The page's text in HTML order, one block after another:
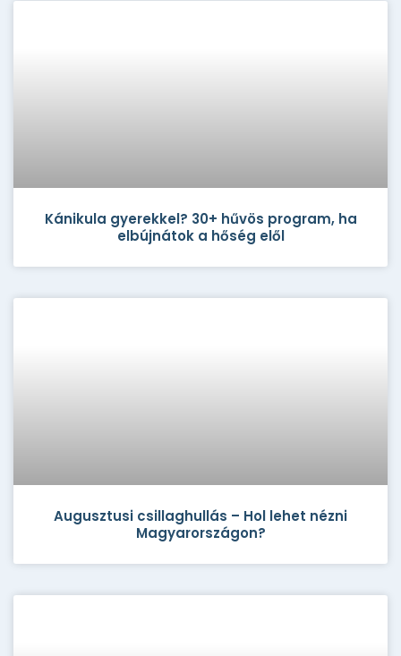
Kánikula gyerekkel? 30+ hűvös program, ha
elbújnátok a hőség elől
Augusztusi csillaghullás – Hol lehet nézni
Magyarországon?